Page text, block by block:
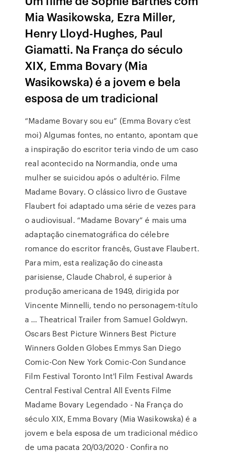
Mia Wasikowska, Ezra Miller,
Henry Lloyd-Hughes, Paul
Giamatti. Na França do século
XIX, Emma Bovary (Mia
Wasikowska) é a jovem e bela
esposa de um tradicional
“Madame Bovary sou eu” (Emma Bovary c’est
moi) Algumas fontes, no entanto, apontam que
a inspiração do escritor teria vindo de um caso
real acontecido na Normandia, onde uma
mulher se suicidou após o adultério. Filme
Madame Bovary. O clássico livro de Gustave
Flaubert foi adaptado uma série de vezes para
o audiovisual. “Madame Bovary” é mais uma
adaptação cinematográfica do célebre
romance do escritor francês, Gustave Flaubert.
Para mim, esta realização do cineasta
parisiense, Claude Chabrol, é superior à
produção americana de 1949, dirigida por
Vincente Minnelli, tendo no personagem-título
a … Theatrical Trailer from Samuel Goldwyn.
Oscars Best Picture Winners Best Picture
Winners Golden Globes Emmys San Diego
Comic-Con New York Comic-Con Sundance
Film Festival Toronto Int'l Film Festival Awards
Central Festival Central All Events Filme
Madame Bovary Legendado - Na França do
século XIX, Emma Bovary (Mia Wasikowska) é a
jovem e bela esposa de um tradicional médico
de uma pacata 20/03/2020 · Confira no